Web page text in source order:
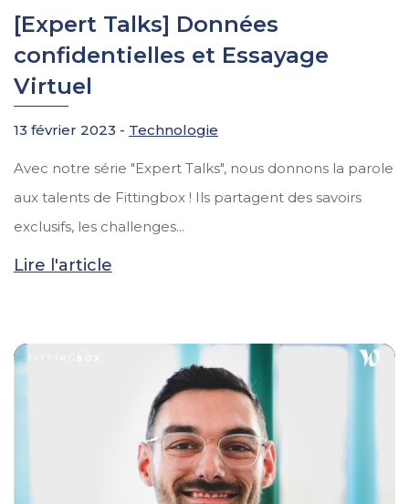
[Expert Talks] Données
confidentielles et Essayage
Virtuel
13 février 2023 - Technologie
Avec notre série "Expert Talks", nous donnons la parole
aux talents de Fittingbox ! Ils partagent des savoirs
exclusifs, les challenges...
Lire l'article